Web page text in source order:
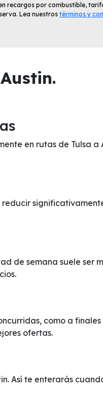
recargos por combustible,
Lea nuestros términos y
en rutas de Tulsa a
reducir
de semana suele ser
como a
ofertas.
Así te enterarás